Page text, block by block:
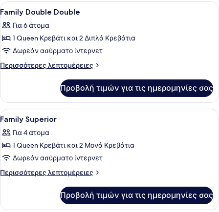
Προβολή
όλων
των
φωτογραφιών
για
Family
Ένα δωμάτιο ξενοδοχείου με δύο
4
Family Double Double
Για 6 άτομα
1 Queen Κρεβάτι και 2 Διπλά Κρεβάτια
Δωρεάν ασύρματο ίντερνετ
Περισσότερες λεπτομέρειες
Περισσότερες
Double
Double
Προβολή τιμών για τις ημερομηνίες σας
Προβολή
όλων
των
φωτογραφιών
για
Family
Ένα δωμάτιο ξενοδοχείου με ένα
5
Family Superior
Για 4 άτομα
1 Queen Κρεβάτι και 2 Μονά Κρεβάτια
Δωρεάν ασύρματο ίντερνετ
Περισσότερες λεπτομέρειες
Περισσότερες
Superior
Προβολή τιμών για τις ημερομηνίες σας